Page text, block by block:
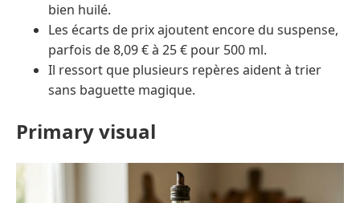
bien huilé.
Les écarts de prix ajoutent encore du suspense,
parfois de 8,09 € à 25 € pour 500 ml.
Il ressort que plusieurs repères aident à trier
sans baguette magique.
Primary visual